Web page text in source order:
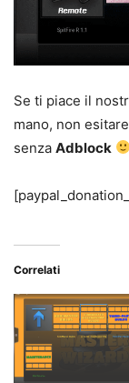
Se ti piace il
mano, non
senza Adblock
Correlati